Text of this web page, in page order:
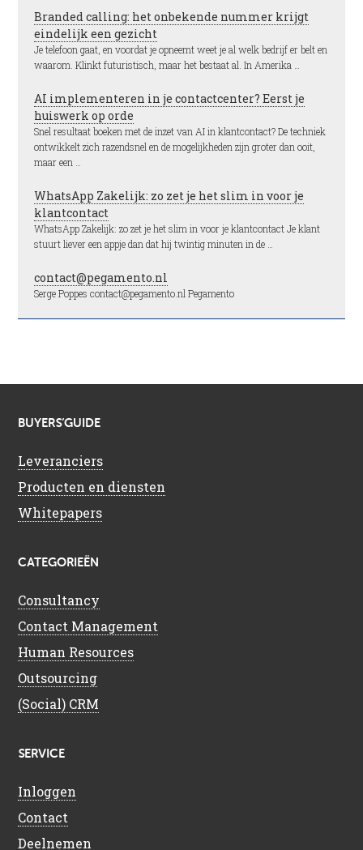
Branded calling: het onbekende nummer krijgt
eindelijk een gezicht
Je telefoon gaat, en voordat je opneemt weet je al welk bedrijf er belt en
waarom. Klinkt futuristisch, maar het bestaat al. In Amerika …
AI implementeren in je contactcenter? Eerst je
huiswerk op orde
Snel resultaat boeken met de inzet van AI in klantcontact? De techniek
ontwikkelt zich razendsnel en de mogelijkheden zijn groter dan ooit,
maar een …
WhatsApp Zakelijk: zo zet je het slim in voor je
klantcontact
WhatsApp Zakelijk: zo zet je het slim in voor je klantcontact Je klant
stuurt liever een appje dan dat hij twintig minuten in de …
contact@pegamento.nl
Serge Poppes contact@pegamento.nl Pegamento
BUYERS’GUIDE
Leveranciers
Producten en diensten
Whitepapers
CATEGORIEËN
Consultancy
Contact Management
Human Resources
Outsourcing
(Social) CRM
SERVICE
Inloggen
Contact
Deelnemen